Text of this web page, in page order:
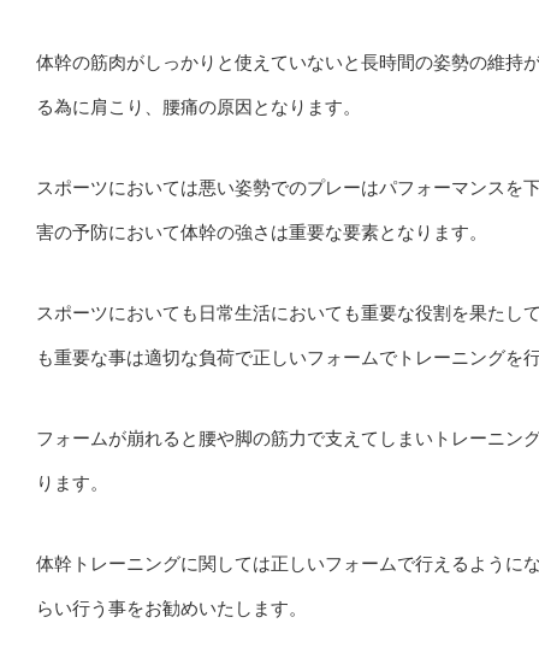
体幹の筋肉がしっかりと使えていないと長時間の姿勢の維持
る為に肩こり、腰痛の原因となります。
スポーツにおいては悪い姿勢でのプレーはパフォーマンス
害の予防において体幹の強さは重要な要素となります。
スポーツにおいても日常生活においても重要な役割を果た
も重要な事は適切な負荷で正しいフォームでトレーニングを
フォームが崩れると腰や脚の筋力で支えてしまいトレーニ
ります。
体幹トレーニングに関しては正しいフォームで行えるように
らい行う事をお勧めいたします。